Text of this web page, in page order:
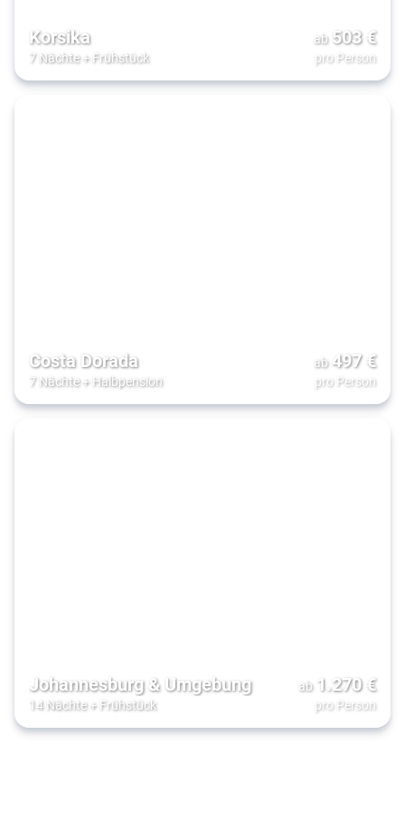
Korsika
7 Nächte+ Frühstück
ab 503€
pro Person
Costa Dorada
7 Nächte+ Halbpension
ab 497€
pro Person
Johannesburg & Umgebung
14 Nächte+ Frühstück
ab 1.270€
pro Person